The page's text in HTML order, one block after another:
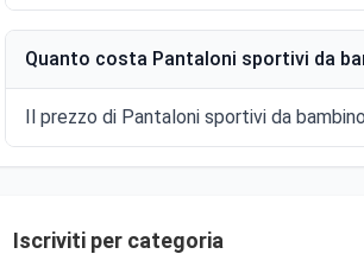
Quanto costa Pantaloni sportivi da
Il prezzo di Pantaloni sportivi da
Iscriviti per categoria